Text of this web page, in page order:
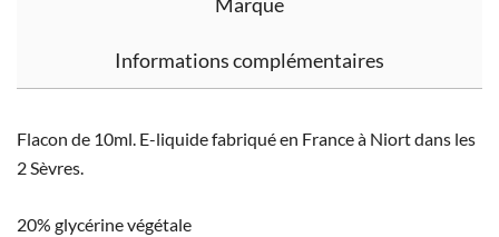
Informations complémentaires
Flacon de 10ml. E-liquide fabriqué en France à Niort dans les
2 Sèvres.
20% glycérine végétale